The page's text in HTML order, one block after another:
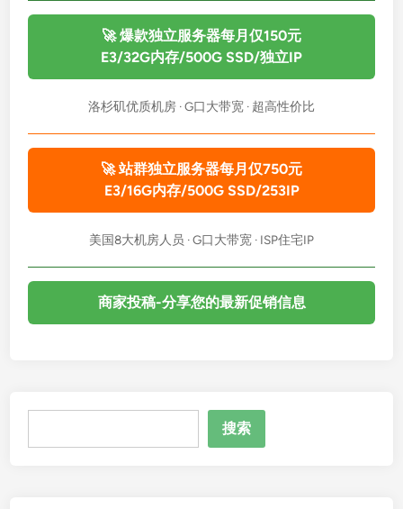
🚀 爆款独立服务器每月仅150元
E3/32G内存/500G SSD/独立IP
洛杉矶优质机房 · G口大带宽 · 超高性价比
🚀 站群独立服务器每月仅750元
E3/16G内存/500G SSD/253IP
美国8大机房人员 · G口大带宽 · ISP住宅IP
商家投稿-分享您的最新促销信息
搜索